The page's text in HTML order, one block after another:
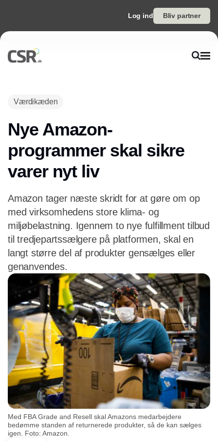
Log ind Bliv partner
Værdikæden
Nye Amazon-
programmer skal sikre
varer nyt liv
Amazon tager næste skridt for at gøre om op
med virksomhedens store klima- og
miljøbelastning. Igennem to nye fulfillment tilbud
til tredjepartssælgere på platformen, skal en
langt større del af produkter gensælges eller
genanvendes.
Med FBA Grade and Resell skal Amazons medarbejdere
bedømme standen af returnerede produkter, så de kan sælges
igen. Foto: Amazon.